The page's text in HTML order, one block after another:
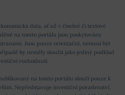
data, ať už v číselné či textové
na tomto portálu jsou poskytovány
Jsou pouze orientační, nemusí být
by neměly sloužit jako jediný podklad
rozhodnutí.
na tomto portálu slouží pouze k
Nepředstavuje investiční poradenství,